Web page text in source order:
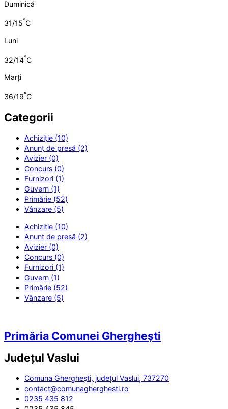
Duminică
31/15°C
Luni
32/14°C
Marți
36/19°C
Categorii
Achiziție (10)
Anunț de presă (2)
Avizier (0)
Concurs (0)
Furnizori (1)
Guvern (1)
Primărie (52)
Vânzare (5)
Achiziție (10)
Anunț de presă (2)
Avizier (0)
Concurs (0)
Furnizori (1)
Guvern (1)
Primărie (52)
Vânzare (5)
Primăria Comunei Gherghești
Județul Vaslui
Comuna Gherghești, județul Vaslui, 737270
contact@comunagherghesti.ro
0235 435 812